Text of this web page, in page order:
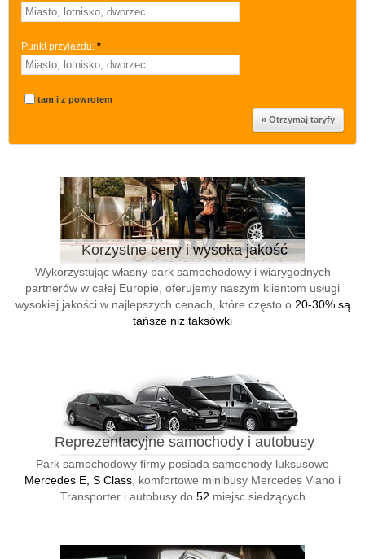
Punkt przyjazdu: *
tam i z powrotem
Korzystne ceny i wysoka jakość
Wykorzystując własny park samochodowy i wiarygodnych
partnerów w całej Europie, oferujemy naszym klientom usługi
wysokiej jakości w najlepszych cenach, które często o 20-30% są
tańsze niż taksówki
Reprezentacyjne samochody i autobusy
Park samochodowy firmy posiada samochody luksusowe
Mercedes E, S Class , komfortowe minibusy Mercedes Viano i
Transporter i autobusy do 52 miejsc siedzących